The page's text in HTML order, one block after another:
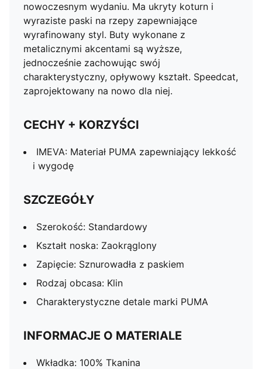
nowoczesnym wydaniu. Ma ukryty koturn i
wyraziste paski na rzepy zapewniające
wyrafinowany styl. Buty wykonane z
metalicznymi akcentami są wyższe,
jednocześnie zachowując swój
charakterystyczny, opływowy kształt. Speedcat,
zaprojektowany na nowo dla niej.
CECHY + KORZYŚCI
IMEVA: Materiał PUMA zapewniający lekkość
i wygodę
SZCZEGÓŁY
Szerokość: Standardowy
Kształt noska: Zaokrąglony
Zapięcie: Sznurowadła z paskiem
Rodzaj obcasa: Klin
Charakterystyczne detale marki PUMA
INFORMACJE O MATERIALE
Wkładka: 100% Tkanina